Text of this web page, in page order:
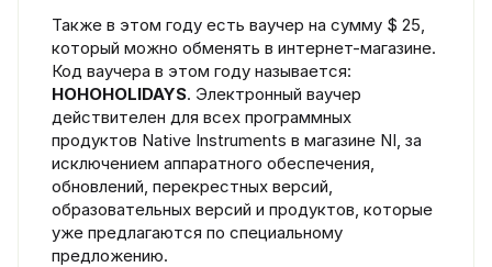
Также в этом году есть ваучер на сумму $ 25,
который можно обменять в интернет-магазине.
Код ваучера в этом году называется:
HOHOHOLIDAYS. Электронный ваучер
действителен для всех программных
продуктов Native Instruments в магазине NI, за
исключением аппаратного обеспечения,
обновлений, перекрестных версий,
образовательных версий и продуктов, которые
уже предлагаются по специальному
предложению.